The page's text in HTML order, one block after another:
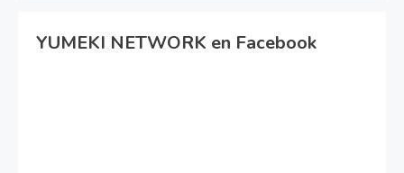
YUMEKI NETWORK en Facebook